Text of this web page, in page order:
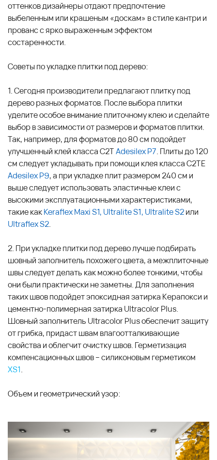
оттенков дизайнеры отдают предпочтение
выбеленным или крашеным «доскам» в стиле кантри и
прованс с ярко выраженным эффектом
состаренности.
Советы по укладке плитки под дерево:
1. Сегодня производители предлагают плитку под
дерево разных форматов. После выбора плитки
уделите особое внимание плиточному клею и сделайте
выбор в зависимости от размеров и форматов плитки.
Так, например, для форматов до 80 см подойдет
улучшенный клей класса С2ТAdesilex P7. Плиты до 120
см следует укладывать при помощи клея класса С2ТЕ
Adesilex P9, а при укладке плит размером 240 см и
выше следует использовать эластичные клеи с
высокими эксплуатационными характеристиками,
такие какKeraflex Maxi S1, Ultralite S1, Ultralite S2или
Ultraflex S2.
2. При укладке плитки под дерево лучше подбирать
шовный заполнитель похожего цвета, а межплиточные
швы следует делать как можно более тонкими, чтобы
они были практически не заметны. Для заполнения
таких швов подойдет эпоксидная затирка Керапокси и
цементно-полимерная затирка Ultracolor Plus.
Шовный заполнитель Ultracolor Plusобеспечит защиту
от грибка, придаст швам влагоотталкивающие
свойства и облегчит очистку швов. Герметизация
компенсационных швов – силиконовым герметиком
XS1.
Объем и геометрический узор: